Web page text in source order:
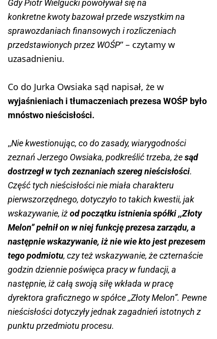
Gdy Piotr Wielgucki powoływał się na
konkretne kwoty bazował przede wszystkim na
sprawozdaniach finansowych i rozliczeniach
przedstawionych przez WOŚP” – czytamy w
uzasadnieniu.
Co do Jurka Owsiaka sąd napisał, że w
wyjaśnieniach i tłumaczeniach prezesa WOŚP było
mnóstwo nieścisłości.
„Nie kwestionując, co do zasady, wiarygodności
zeznań Jerzego Owsiaka, podkreślić trzeba, żesąd
dostrzegł w tych zeznaniach szereg nieścisłości.
Część tych nieścisłości nie miała charakteru
pierwszorzędnego, dotyczyło to takich kwestii, jak
wskazywanie, iżod początku istnienia spółki ,,Złoty
Melon” pełnił on w niej funkcję prezesa zarządu, a
następnie wskazywanie, iż nie wie kto jest prezesem
tego podmiotu, czy też wskazywanie, że czternaście
godzin dziennie poświęca pracy w fundacji, a
następnie, iż całą swoją siłę wkłada w pracę
dyrektora graficznego w spółce ,,Złoty Melon”. Pewne
nieścisłości dotyczyły jednak zagadnień istotnych z
punktu przedmiotu procesu.